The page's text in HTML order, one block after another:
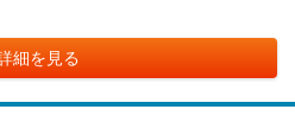
細を見る